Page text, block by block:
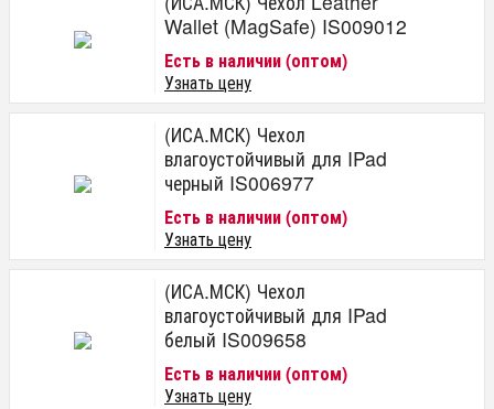
Wallet (MagSafe) IS009012
Есть в наличии (оптом)
Узнать цену
(ИСА.МСК) Чехол
влагоустойчивый для IPad
черный IS006977
Есть в наличии (оптом)
Узнать цену
(ИСА.МСК) Чехол
влагоустойчивый для IPad
белый IS009658
Есть в наличии (оптом)
Узнать цену